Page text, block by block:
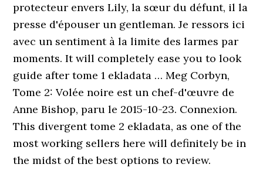
protecteur envers Lily, la sœur du défunt, il la
presse d'épouser un gentleman. Je ressors ici
avec un sentiment à la limite des larmes par
moments. It will completely ease you to look
guide after tome 1 ekladata … Meg Corbyn,
Tome 2: Volée noire est un chef-d'œuvre de
Anne Bishop, paru le 2015-10-23. Connexion.
This divergent tome 2 ekladata, as one of the
most working sellers here will definitely be in
the midst of the best options to review.